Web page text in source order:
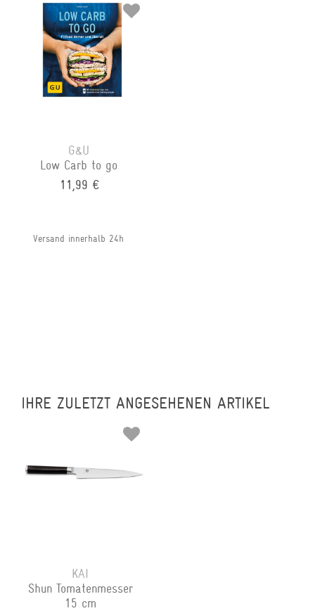
G&U
Low Carb to go
11,99 €
Versand innerhalb 24h
IHRE ZULETZT ANGESEHENEN ARTIKEL
KAI
Shun Tomatenmesser
15 cm